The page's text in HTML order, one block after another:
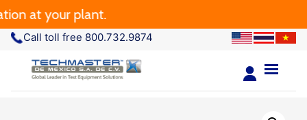
at your plant.
Call toll free 800.732.9874